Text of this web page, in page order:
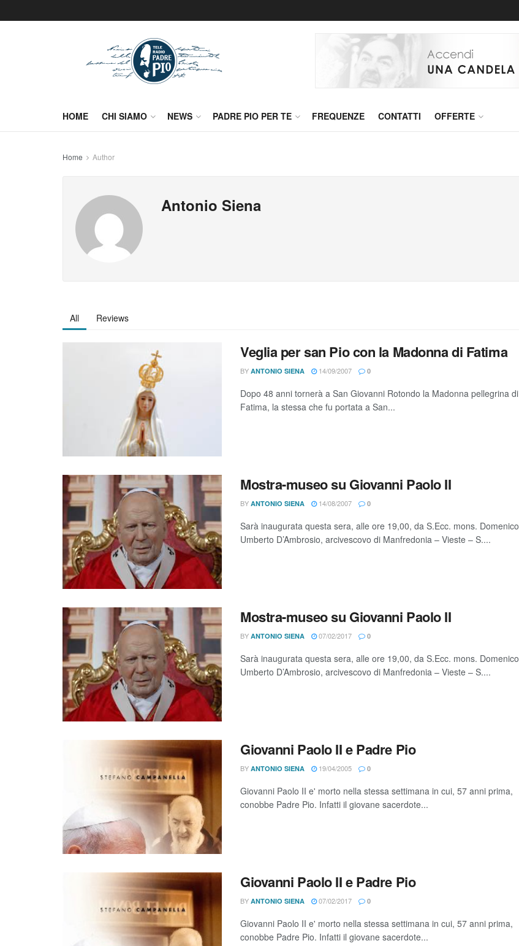
HOME CHI SIAMO NEWS PADRE PIO PER TE FREQUENZE CONTATTI OFFERTE
Home Author
Antonio Siena
All Reviews
Veglia per san Pio con la Madonna di Fatima
BY ANTONIO SIENA 14/09/2007 0
Dopo 48 anni tornerà a San Giovanni Rotondo la Madonna pellegrina di
Fatima, la stessa che fu portata a San...
Mostra-museo su Giovanni Paolo II
BY ANTONIO SIENA 14/08/2007 0
Sarà inaugurata questa sera, alle ore 19,00, da S.Ecc. mons. Domenico
Umberto D’Ambrosio, arcivescovo di Manfredonia – Vieste – S....
Mostra-museo su Giovanni Paolo II
BY ANTONIO SIENA 07/02/2017 0
Sarà inaugurata questa sera, alle ore 19,00, da S.Ecc. mons. Domenico
Umberto D’Ambrosio, arcivescovo di Manfredonia – Vieste – S....
Giovanni Paolo II e Padre Pio
BY ANTONIO SIENA 19/04/2005 0
Giovanni Paolo II e' morto nella stessa settimana in cui, 57 anni prima,
conobbe Padre Pio. Infatti il giovane sacerdote...
Giovanni Paolo II e Padre Pio
BY ANTONIO SIENA 07/02/2017 0
Giovanni Paolo II e' morto nella stessa settimana in cui, 57 anni prima,
conobbe Padre Pio. Infatti il giovane sacerdote...